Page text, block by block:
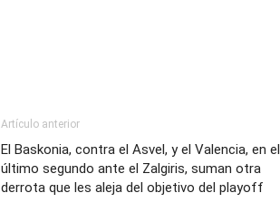
Artículo anterior
El Baskonia, contra el Asvel, y el Valencia, en el
último segundo ante el Zalgiris, suman otra
derrota que les aleja del objetivo del playoff